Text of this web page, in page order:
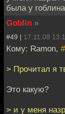
была у
Goblin »
#49 | 17.11.08
Кому: Ramon,
> Прочитал я
Это какую?
> и у меня